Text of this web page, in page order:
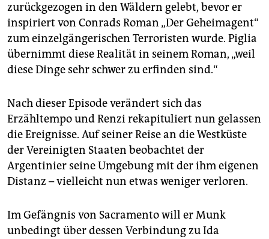
zurückgezogen in den Wäldern gelebt, bevor er
inspiriert von Conrads Roman „Der Geheimagent“
zum einzelgängerischen Terroristen wurde. Piglia
übernimmt diese Realität in seinem Roman, „weil
diese Dinge sehr schwer zu erfinden sind.“
Nach dieser Episode verändert sich das
Erzähltempo und Renzi rekapituliert nun gelassen
die Ereignisse. Auf seiner Reise an die Westküste
der Vereinigten Staaten beobachtet der
Argentinier seine Umgebung mit der ihm eigenen
Distanz – vielleicht nun etwas weniger verloren.
Im Gefängnis von Sacramento will er Munk
unbedingt über dessen Verbindung zu Ida